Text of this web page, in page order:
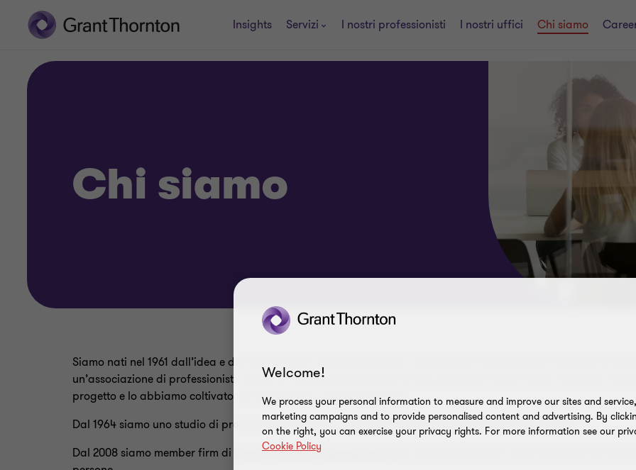
Insights Servizi I nostri professionisti I nostri uffici Chi siamo
Chi siamo
Siamo nati nel 1961 dall’idea e dal sogno del Dr. Giuseppe Bernoni, fondatore e Presidente del Comitato di
un’associazione di professionisti capaci di fornire servizi globali di alta qualità ai nostri Clienti. Abbiamo
progetto e lo abbiamo coltivato con entusiasmo e determinazione.
Dal 1964 siamo uno studio di professionisti associati, approccio all’epoca totalmente nuovo in Italia.
Dal 2008 siamo member firm di
Grant Thornton International Ltd
Welcome!
We process your personal information to measure and improve our sites and
marketing campaigns and to provide personalised content and advertising. By
on the right, you can exercise your privacy rights. For more information see our
Cookie Policy